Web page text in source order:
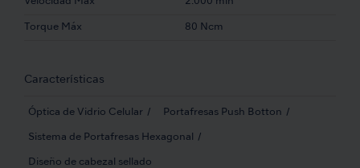
Torque Máx 80 Ncm
Características
Óptica de Vidrio Celular Portafresas Push Botton
Sistema de Portafresas Hexagonal
Diseño de cabezal sellado